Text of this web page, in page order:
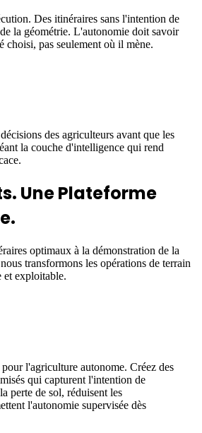
Des itinéraires sans l'intention de
la géométrie. L'autonomie doit savoir
choisi, pas seulement où il mène.
des agriculteurs avant que les
la couche d'intelligence qui rend
Une Plateforme
optimaux à la démonstration de la
transformons les opérations de terrain
et exploitable.
l'agriculture autonome. Créez des
qui capturent l'intention de
perte de sol, réduisent les
l'autonomie supervisée dès